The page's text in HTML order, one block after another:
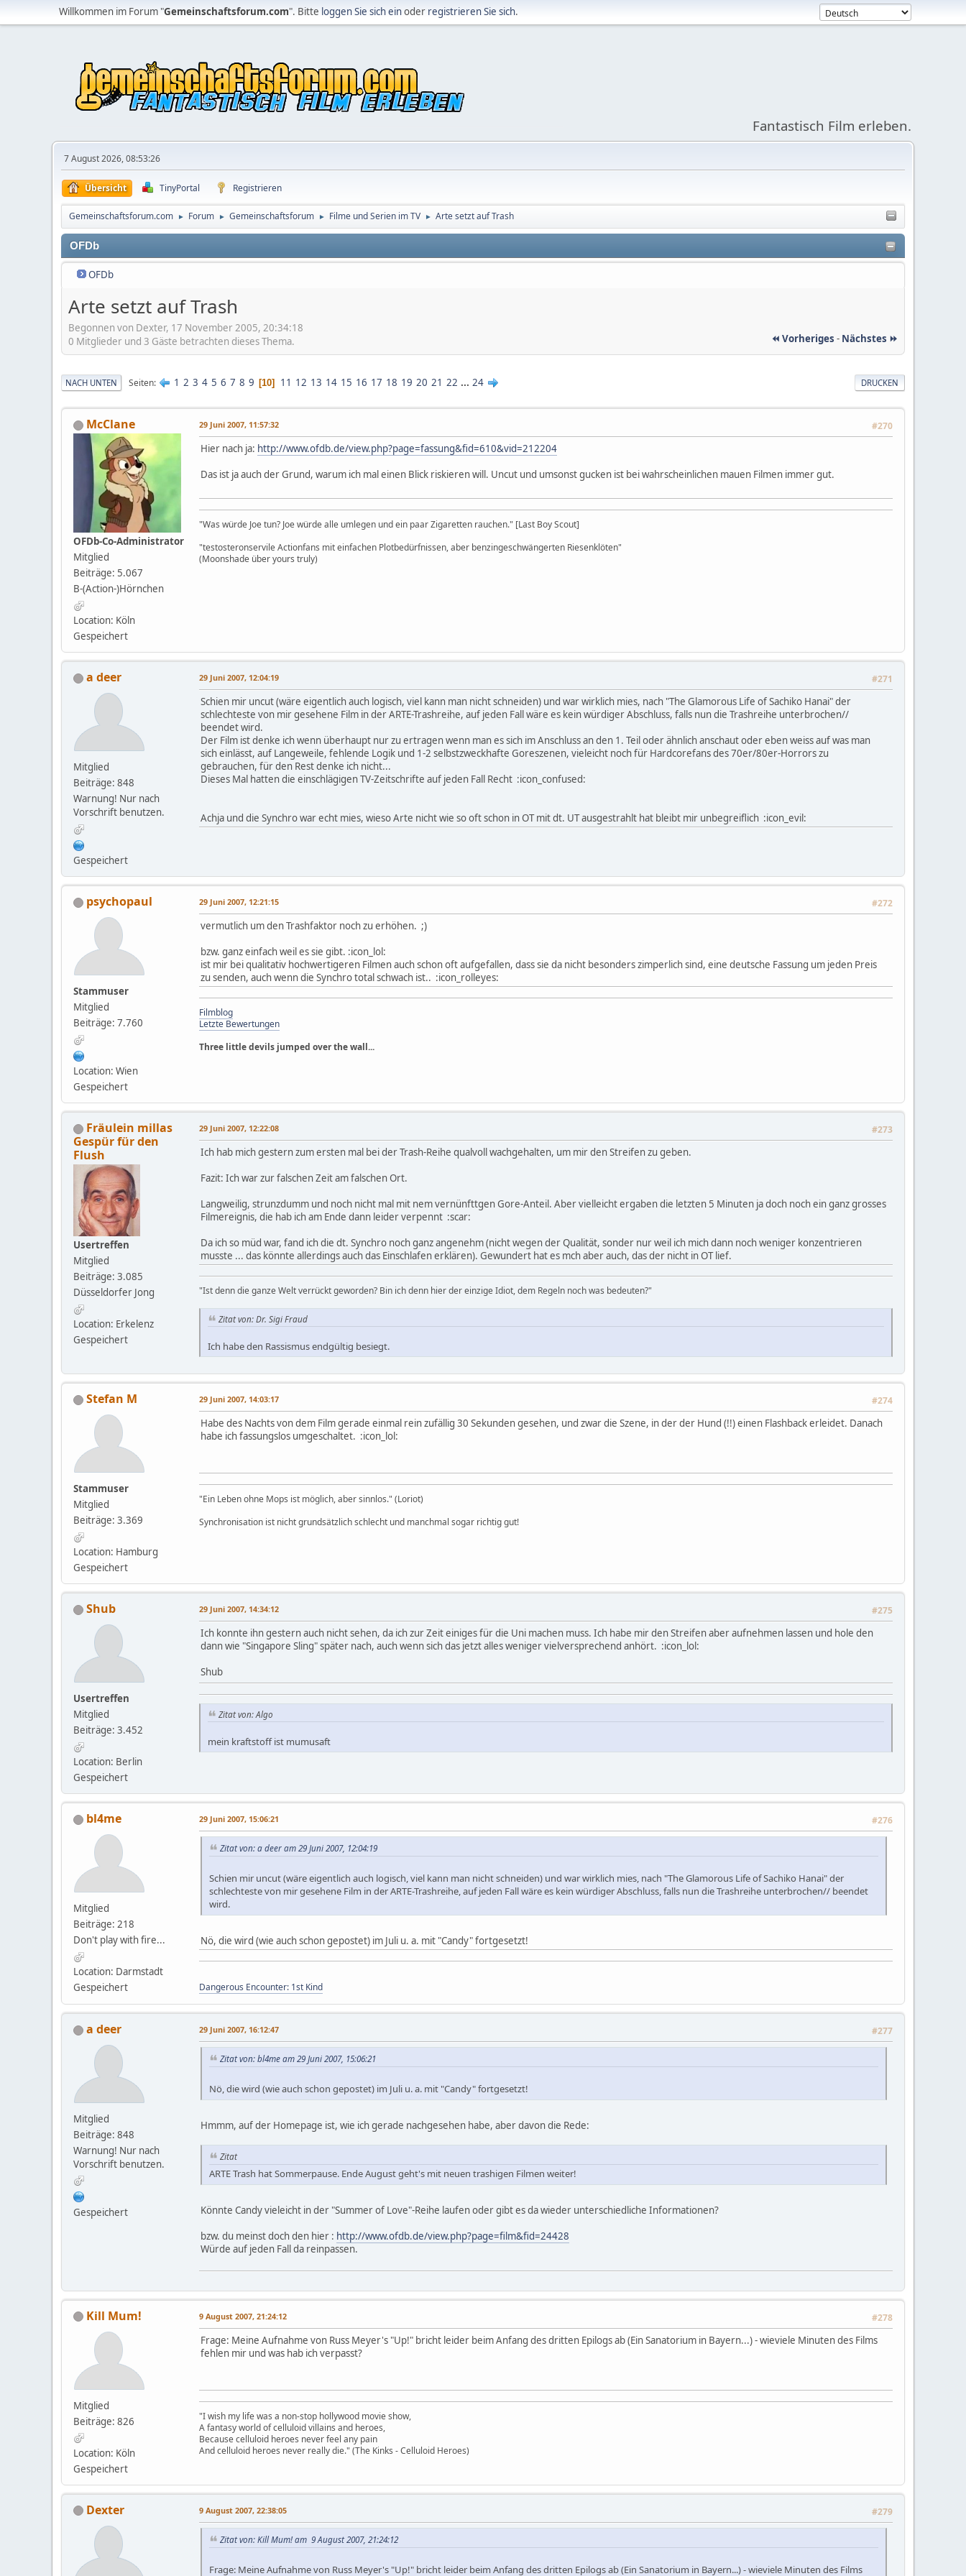
Willkommen im Forum "Gemeinschaftsforum.com". Bitte loggen Sie sich einoder registrieren Sie sich.
Fantastisch Film erleben.
7 August 2026, 08:53:26
Übersicht TinyPortal Registrieren
Gemeinschaftsforum.com ► Forum ► Gemeinschaftsforum ► Filme und Serien im TV ► Arte setzt auf Trash
OFDb
OFDb
Arte setzt auf Trash
Begonnen von Dexter, 17 November 2005, 20:34:18
⏪ Vorheriges - Nächstes ⏩
0 Mitglieder und 3 Gäste betrachten dieses Thema.
DRUCKEN
NACH UNTEN Seiten 1 2 3 4 5 6 7 8 9 10 11 12 13 14 15 16 17 18 19 20 21 22 ... 24
McClane
OFDb-Co-Administrator
Mitglied
Beiträge: 5.067
B-(Action-)Hörnchen
Location: Köln
Gespeichert
29 Juni 2007, 11:57:32 #270
Hier nach ja: http://www.ofdb.de/view.php?page=fassung&fid=610&vid=212204
Das ist ja auch der Grund, warum ich mal einen Blick riskieren will. Uncut und umsonst gucken ist bei wahrscheinlichen mauen Filmen immer gut.
"Was würde Joe tun? Joe würde alle umlegen und ein paar Zigaretten rauchen." [Last Boy Scout]
"testosteronservile Actionfans mit einfachen Plotbedürfnissen, aber benzingeschwängerten Riesenklöten"
(Moonshade über yours truly)
a deer
Mitglied
Beiträge: 848
Warnung! Nur nach
Vorschrift benutzen.
Gespeichert
29 Juni 2007, 12:04:19 #271
Schien mir uncut (wäre eigentlich auch logisch, viel kann man nicht schneiden) und war wirklich mies, nach "The Glamorous Life of Sachiko Hanai" der
schlechteste von mir gesehene Film in der ARTE-Trashreihe, auf jeden Fall wäre es kein würdiger Abschluss, falls nun die Trashreihe unterbrochen//
beendet wird.
Der Film ist denke ich wenn überhaupt nur zu ertragen wenn man es sich im Anschluss an den 1. Teil oder ähnlich anschaut oder eben weiss auf was man
sich einlässt, auf Langeweile, fehlende Logik und 1-2 selbstzweckhafte Goreszenen, vieleicht noch für Hardcorefans des 70er/80er-Horrors zu
gebrauchen, für den Rest denke ich nicht...
Dieses Mal hatten die einschlägigen TV-Zeitschrifte auf jeden Fall Recht :icon_confused:
Achja und die Synchro war echt mies, wieso Arte nicht wie so oft schon in OT mit dt. UT ausgestrahlt hat bleibt mir unbegreiflich :icon_evil:
psychopaul
Stammuser
Mitglied
Beiträge: 7.760
Location: Wien
Gespeichert
29 Juni 2007, 12:21:15 #272
vermutlich um den Trashfaktor noch zu erhöhen. ;)
bzw. ganz einfach weil es sie gibt. :icon_lol:
ist mir bei qualitativ hochwertigeren Filmen auch schon oft aufgefallen, dass sie da nicht besonders zimperlich sind, eine deutsche Fassung um jeden Preis
zu senden, auch wenn die Synchro total schwach ist.. :icon_rolleyes:
Filmblog
Letzte Bewertungen
Three little devils jumped over the wall...
Fräulein millas
Gespür für den
Flush
Usertreffen
Mitglied
Beiträge: 3.085
Düsseldorfer Jong
Location: Erkelenz
Gespeichert
29 Juni 2007, 12:22:08 #273
Ich hab mich gestern zum ersten mal bei der Trash-Reihe qualvoll wachgehalten, um mir den Streifen zu geben.
Fazit: Ich war zur falschen Zeit am falschen Ort.
Langweilig, strunzdumm und noch nicht mal mit nem vernünfttgen Gore-Anteil. Aber vielleicht ergaben die letzten 5 Minuten ja doch noch ein ganz grosses
Filmereignis, die hab ich am Ende dann leider verpennt :scar:
Da ich so müd war, fand ich die dt. Synchro noch ganz angenehm (nicht wegen der Qualität, sonder nur weil ich mich dann noch weniger konzentrieren
musste ... das könnte allerdings auch das Einschlafen erklären). Gewundert hat es mch aber auch, das der nicht in OT lief.
"Ist denn die ganze Welt verrückt geworden? Bin ich denn hier der einzige Idiot, dem Regeln noch was bedeuten?"
Zitat von: Dr. Sigi Fraud
Ich habe den Rassismus endgültig besiegt.
Stefan M
Stammuser
Mitglied
Beiträge: 3.369
Location: Hamburg
Gespeichert
29 Juni 2007, 14:03:17 #274
Habe des Nachts von dem Film gerade einmal rein zufällig 30 Sekunden gesehen, und zwar die Szene, in der der Hund (!!) einen Flashback erleidet. Danach
habe ich fassungslos umgeschaltet. :icon_lol:
"Ein Leben ohne Mops ist möglich, aber sinnlos." (Loriot)
Synchronisation ist nicht grundsätzlich schlecht und manchmal sogar richtig gut!
Shub
Usertreffen
Mitglied
Beiträge: 3.452
Location: Berlin
Gespeichert
29 Juni 2007, 14:34:12 #275
Ich konnte ihn gestern auch nicht sehen, da ich zur Zeit einiges für die Uni machen muss. Ich habe mir den Streifen aber aufnehmen lassen und hole den
dann wie "Singapore Sling" später nach, auch wenn sich das jetzt alles weniger vielversprechend anhört. :icon_lol:
Shub
Zitat von: Algo
mein kraftstoff ist mumusaft
bl4me
Mitglied
Beiträge: 218
Don't play with fire...
Location: Darmstadt
Gespeichert
29 Juni 2007, 15:06:21 #276
Zitat von: a deer am 29 Juni 2007, 12:04:19
Schien mir uncut (wäre eigentlich auch logisch, viel kann man nicht schneiden) und war wirklich mies, nach "The Glamorous Life of Sachiko Hanai" der
schlechteste von mir gesehene Film in der ARTE-Trashreihe, auf jeden Fall wäre es kein würdiger Abschluss, falls nun die Trashreihe unterbrochen// beendet
wird.
Nö, die wird (wie auch schon gepostet) im Juli u. a. mit "Candy" fortgesetzt!
Dangerous Encounter: 1st Kind
a deer
Mitglied
Beiträge: 848
Warnung! Nur nach
Vorschrift benutzen.
Gespeichert
29 Juni 2007, 16:12:47 #277
Zitat von: bl4me am 29 Juni 2007, 15:06:21
Nö, die wird (wie auch schon gepostet) im Juli u. a. mit "Candy" fortgesetzt!
Hmmm, auf der Homepage ist, wie ich gerade nachgesehen habe, aber davon die Rede:
Zitat
ARTE Trash hat Sommerpause. Ende August geht's mit neuen trashigen Filmen weiter!
Könnte Candy vieleicht in der "Summer of Love"-Reihe laufen oder gibt es da wieder unterschiedliche Informationen?
bzw. du meinst doch den hier : http://www.ofdb.de/view.php?page=film&fid=24428
Würde auf jeden Fall da reinpassen.
Kill Mum!
Mitglied
Beiträge: 826
Location: Köln
Gespeichert
9 August 2007, 21:24:12 #278
Frage: Meine Aufnahme von Russ Meyer's "Up!" bricht leider beim Anfang des dritten Epilogs ab (Ein Sanatorium in Bayern...) - wieviele Minuten des Films
fehlen mir und was hab ich verpasst?
"I wish my life was a non-stop hollywood movie show,
A fantasy world of celluloid villains and heroes,
Because celluloid heroes never feel any pain
And celluloid heroes never really die." (The Kinks - Celluloid Heroes)
Dexter 9 August 2007, 22:38:05 #279
Zitat von: Kill Mum! am 9 August 2007, 21:24:12
Frage: Meine Aufnahme von Russ Meyer's "Up!" bricht leider beim Anfang des dritten Epilogs ab (Ein Sanatorium in Bayern...) - wieviele Minuten des Films